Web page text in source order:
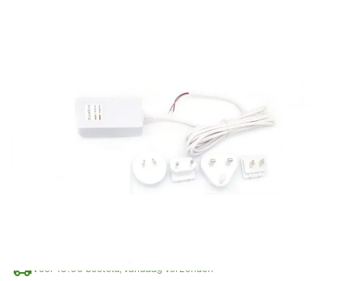
Voor 15:00 besteld, vandaag verzonden